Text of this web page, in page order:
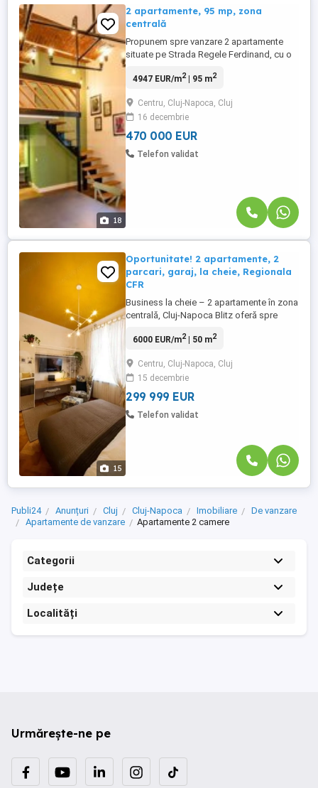
18
2 apartamente, 95 mp, zona
centrală
Propunem spre vanzare 2 apartamente
situate pe Strada Regele Ferdinand, cu o
minut de Piata Muzeului si trei minute de
parterul unei cladiri cu curte interioara,
oferind un acces facil si un cadru linistit.
Sunt complet renovate ...
4947 EUR/m2| 95 m2
Centru, Cluj-Napoca, Cluj
16 decembrie
470 000 EUR
Telefon validat
15
Oportunitate! 2 apartamente, 2
parcari, garaj, la cheie, Regionala
CFR
Business la cheie – 2 apartamente în zona
centrală, Cluj-Napoca Blitz oferă spre
pentru investiție în regim hotelier, format
centrală a Clujului, pe un singur CF.
Suprafață totală: 60 mp utili Destinație: în
prezent funcționează ...
6000 EUR/m2| 50 m2
Centru, Cluj-Napoca, Cluj
15 decembrie
299 999 EUR
Telefon validat
Publi24 Anunțuri Cluj Cluj-Napoca Imobiliare
De vanzare
Apartamente de vanzare
Apartamente 2 camere
Categorii
Județe
Localități
Urmărește-ne pe